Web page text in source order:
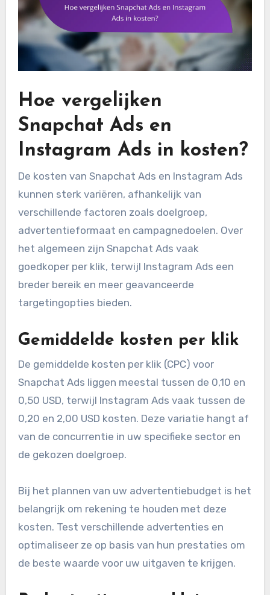
Hoe vergelijken
Snapchat Ads en
Instagram Ads in kosten?
De kosten van Snapchat Ads en Instagram Ads
kunnen sterk variëren, afhankelijk van
verschillende factoren zoals doelgroep,
advertentieformaat en campagnedoelen. Over
het algemeen zijn Snapchat Ads vaak
goedkoper per klik, terwijl Instagram Ads een
breder bereik en meer geavanceerde
targetingopties bieden.
Gemiddelde kosten per klik
De gemiddelde kosten per klik (CPC) voor
Snapchat Ads liggen meestal tussen de 0,10 en
0,50 USD, terwijl Instagram Ads vaak tussen de
0,20 en 2,00 USD kosten. Deze variatie hangt af
van de concurrentie in uw specifieke sector en
de gekozen doelgroep.
Bij het plannen van uw advertentiebudget is het
belangrijk om rekening te houden met deze
kosten. Test verschillende advertenties en
optimaliseer ze op basis van hun prestaties om
de beste waarde voor uw uitgaven te krijgen.